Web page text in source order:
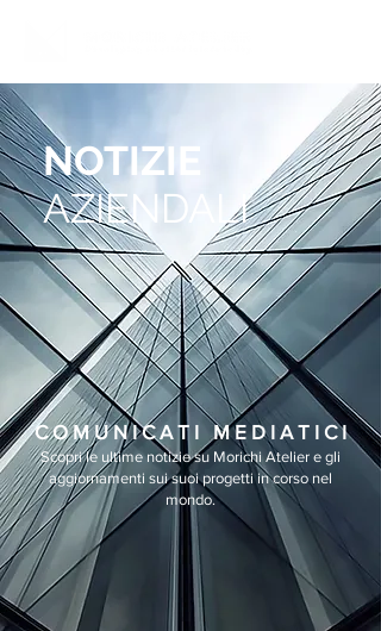
NOTIZIE
AZIENDALI
C O M U N I C A T I M E D I A T I C I
Scopri le ultime notizie su Morichi Atelier e gli
aggiornamenti sui suoi progetti in corso nel
mondo.